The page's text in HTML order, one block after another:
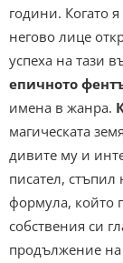
години. Когато
негово лице
успеха на тази
епичното
имена в жанра.
магическата земя
дивите му и
писател,
формула, който
собствения си
продължение на